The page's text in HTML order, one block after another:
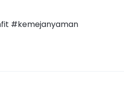
#kemejanyaman